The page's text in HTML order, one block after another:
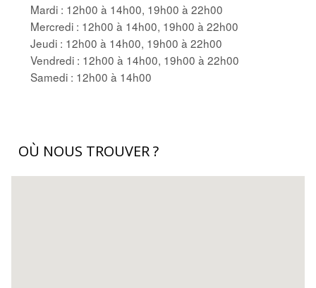
Mardi : 12h00 à 14h00, 19h00 à 22h00
Mercredi : 12h00 à 14h00, 19h00 à 22h00
Jeudi : 12h00 à 14h00, 19h00 à 22h00
Vendredi : 12h00 à 14h00, 19h00 à 22h00
Samedi : 12h00 à 14h00
OÙ NOUS TROUVER ?